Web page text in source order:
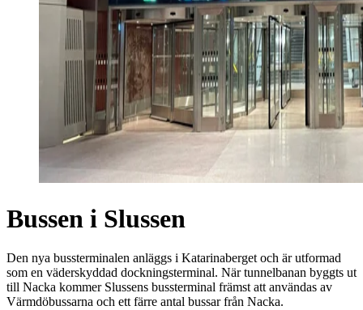
Bussen i Slussen
Den nya bussterminalen anläggs i Katarinaberget och är utformad
som en väderskyddad dockningsterminal. När tunnelbanan byggts ut
till Nacka kommer Slussens bussterminal främst att användas av
Värmdöbussarna och ett färre antal bussar från Nacka.